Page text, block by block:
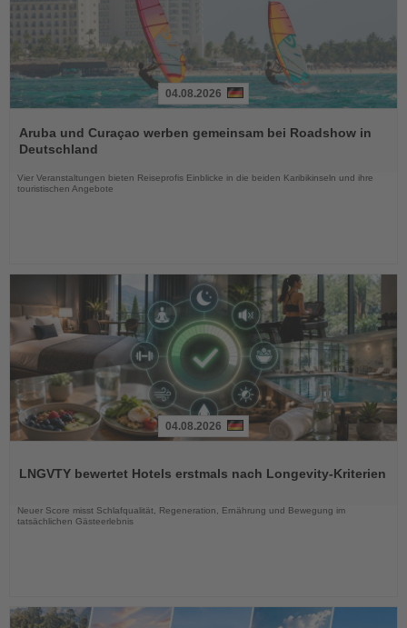
Sie
die
04.08.2026
Aruba und Curaçao werben gemeinsam bei Roadshow in
Deutschland
Vier Veranstaltungen bieten Reiseprofis Einblicke in die beiden Karibikinseln und ihre
touristischen Angebote
die
04.08.2026
LNGVTY bewertet Hotels erstmals nach Longevity-Kriterien
Neuer Score misst Schlafqualität, Regeneration, Ernährung und Bewegung im
tatsächlichen Gästeerlebnis